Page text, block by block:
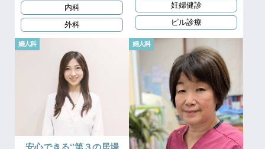
内科
外科
妊婦健診
ピル診療
婦人科 婦人科